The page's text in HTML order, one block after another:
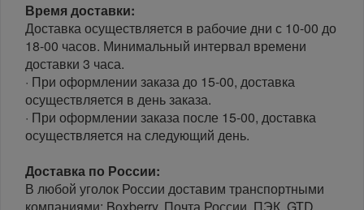
Время доставки:
Доставка осуществляется в рабочие дни с 10-00 до
18-00 часов. Минимальный интервал времени
доставки 3 часа.
· При оформлении заказа до 15-00, доставка
осуществляется в день заказа.
· При оформлении заказа после 15-00, доставка
осуществляется на следующий день.
Доставка по России:
В любой уголок России доставим транспортными